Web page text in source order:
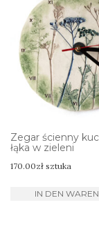
Zegar ścienny
łąka w zieleni
170.00zł sztuka
IN DEN